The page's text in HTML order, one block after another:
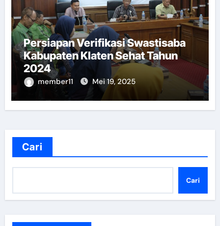
Persiapan Verifikasi Swastisaba
Kabupaten Klaten Sehat Tahun
2024
member11 Mei 19, 2025
Cari
Cari